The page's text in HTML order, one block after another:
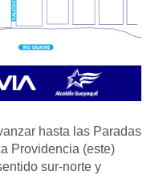
hasta las Paradas
Providencia (este)
sur-norte y